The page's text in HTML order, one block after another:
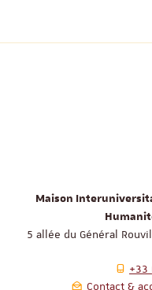
Maison
5 allée du Général
+33
Contact &